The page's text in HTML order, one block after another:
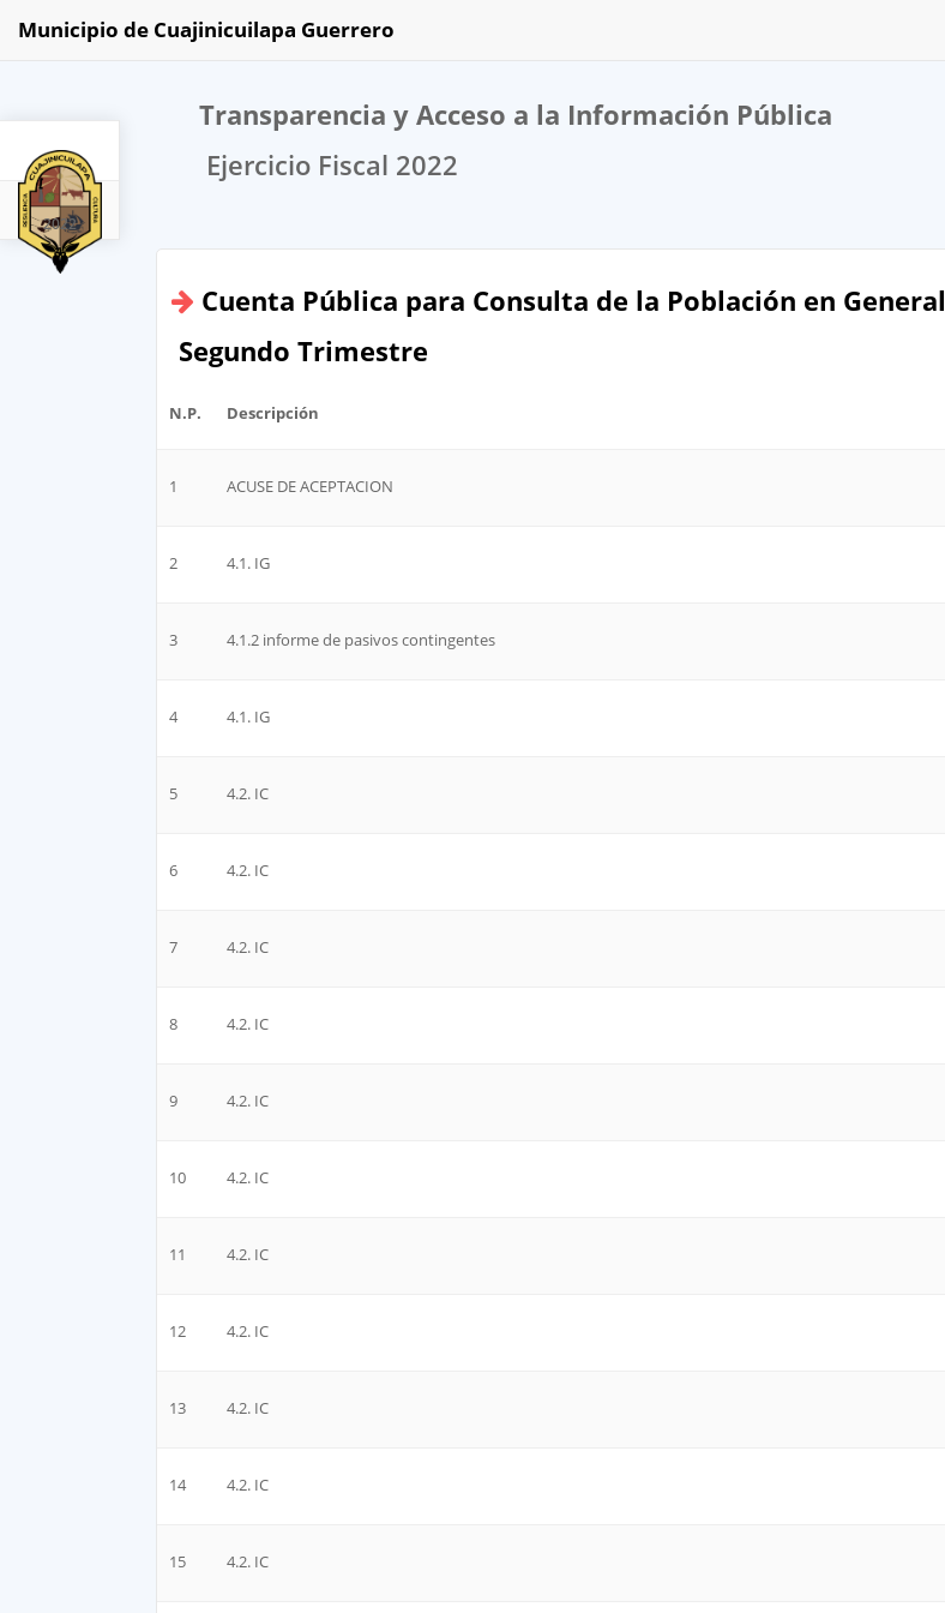
2022
Municipio de Cuajinicuilapa Guerrero
Transparencia y Acceso a la Información Pública
Ejercicio Fiscal 2022
Cuenta Pública para Consulta de la Población en General
Segundo Trimestre
N.P. Descripción
1 ACUSE DE ACEPTACION
2 4.1. IG
3 4.1.2 informe de pasivos contingentes
4 4.1. IG
5 4.2. IC
6 4.2. IC
7 4.2. IC
8 4.2. IC
9 4.2. IC
10 4.2. IC
11 4.2. IC
12 4.2. IC
13 4.2. IC
14 4.2. IC
15 4.2. IC